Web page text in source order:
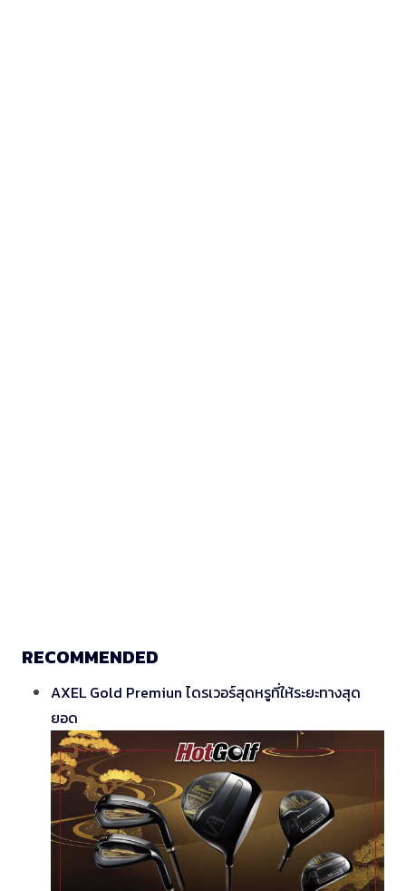
RECOMMENDED
AXEL Gold Premiun ไดรเวอร์สุดหรูที่ให้ระยะทางสุด
ยอด